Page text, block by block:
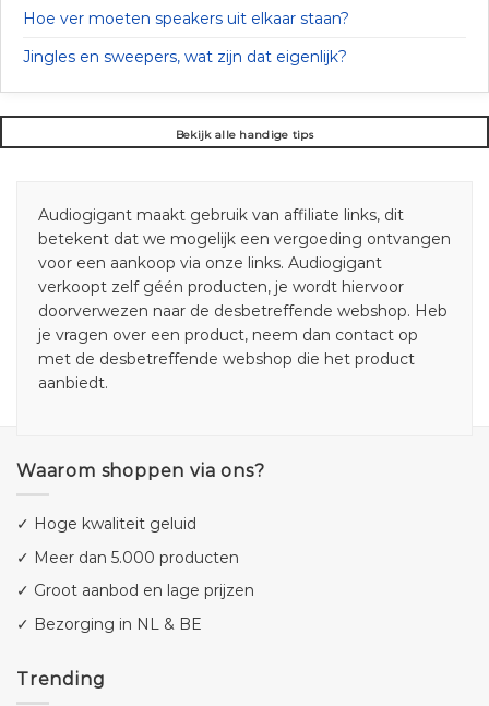
Hoe ver moeten speakers uit elkaar staan?
Jingles en sweepers, wat zijn dat eigenlijk?
Bekijk alle handige tips
Audiogigant maakt gebruik van affiliate links, dit
betekent dat we mogelijk een vergoeding ontvangen
voor een aankoop via onze links. Audiogigant
verkoopt zelf géén producten, je wordt hiervoor
doorverwezen naar de desbetreffende webshop. Heb
je vragen over een product, neem dan contact op
met de desbetreffende webshop die het product
aanbiedt.
Waarom shoppen via ons?
✓ Hoge kwaliteit geluid
✓ Meer dan 5.000 producten
✓ Groot aanbod en lage prijzen
✓ Bezorging in NL & BE
Trending